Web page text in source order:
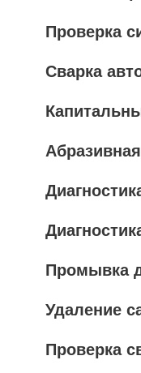
Проверка
Сварка
Промывка
Удаление
Проверка